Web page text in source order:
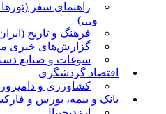
راهنمای سفر
و…)
فرهنگ و تاریخ
گزارش‌های خبری
سوغات و صنایع
اقتصاد گردشگری
کشاورزی و
بانک و بیمه، بورس و